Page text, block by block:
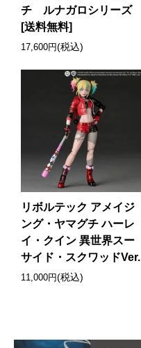
チ ルナガロシリーズ
[送料無料]
17,600円(税込)
リボルテック アメイジ
ング・ヤマグチ ハーレ
イ・クイン 異世界スー
サイド・スクワッドVer.
11,000円(税込)